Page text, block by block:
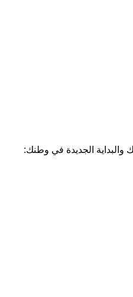
والبداية الجديدة في وطنك:‏